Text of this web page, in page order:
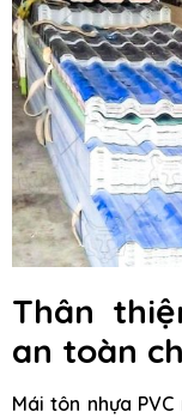
Thân
an toàn
Mái tôn nhựa